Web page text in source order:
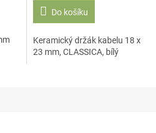
Do košíku
Keramický držák kabelu 18 x
23 mm, CLASSICA, bílý